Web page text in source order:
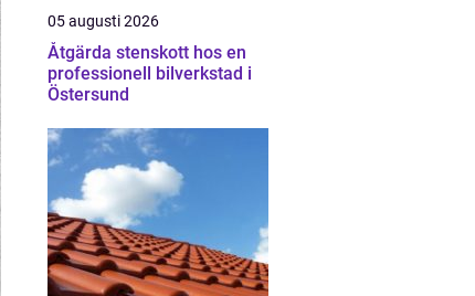
05 augusti 2026
Åtgärda stenskott hos en
professionell bilverkstad i
Östersund